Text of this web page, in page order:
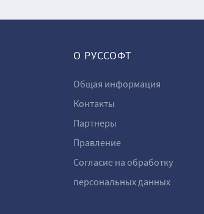
О РУССОФТ
Общая информация
Контакты
Партнеры
Правление
Согласие на обработку
персональных данных